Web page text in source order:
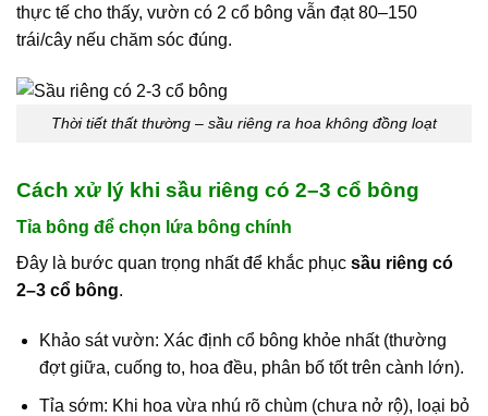
thực tế cho thấy, vườn có 2 cổ bông vẫn đạt 80–150
trái/cây nếu chăm sóc đúng.
Thời tiết thất thường – sầu riêng ra hoa không đồng loạt
Cách xử lý khi sầu riêng có 2–3 cổ bông
Tỉa bông để chọn lứa bông chính
Đây là bước quan trọng nhất để khắc phục sầu riêng có
2–3 cổ bông.
Khảo sát vườn: Xác định cổ bông khỏe nhất (thường
đợt giữa, cuống to, hoa đều, phân bố tốt trên cành lớn).
Tỉa sớm: Khi hoa vừa nhú rõ chùm (chưa nở rộ), loại bỏ